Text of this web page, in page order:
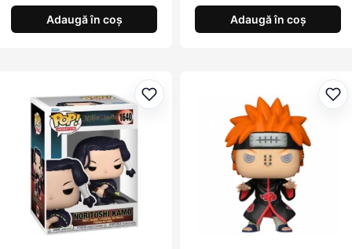
Adaugă în coș Adaugă în coș
Adaugă la favorite